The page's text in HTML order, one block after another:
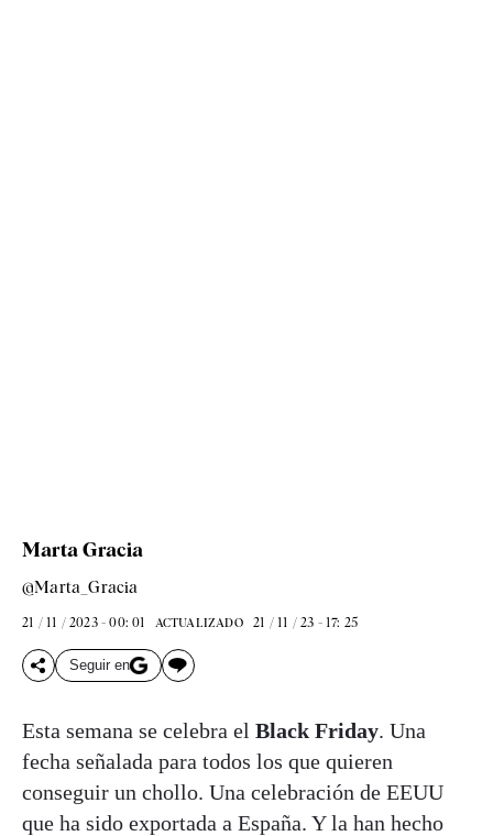
Marta Gracia
@Marta_Gracia
21 / 11 / 2023 - 00: 01 ACTUALIZADO 21 / 11 / 23 - 17: 25
Seguir en
Esta semana se celebra el Black Friday. Una
fecha señalada para todos los que quieren
conseguir un chollo. Una celebración de EEUU
que ha sido exportada a España. Y la han hecho